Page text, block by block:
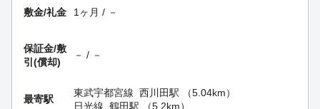
敷金/礼金 1ヶ月 / －
保証金/敷
引(償却)
－ / －
最寄駅
東武宇都宮線 西川田駅 （5.04km）
日光線 鶴田駅 （5.2km）